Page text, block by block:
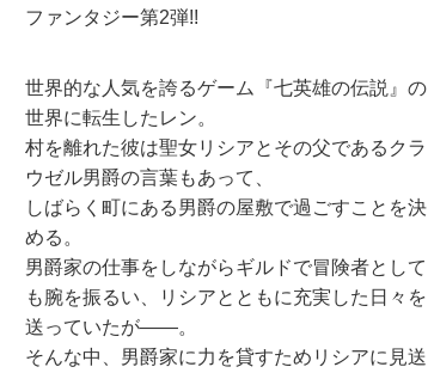
ファンタジー第2弾!!
世界的な人気を誇るゲーム『七英雄の伝説』の
世界に転生したレン。
村を離れた彼は聖女リシアとその父であるクラ
ウゼル男爵の言葉もあって、
しばらく町にある男爵の屋敷で過ごすことを決
める。
男爵家の仕事をしながらギルドで冒険者として
も腕を振るい、リシアとともに充実した日々を
送っていたが――。
そんな中、男爵家に力を貸すためリシアに見送